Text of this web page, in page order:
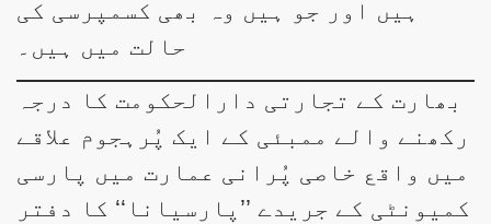
ہیں اور جو ہیں وہ بھی کسمپرسی کی
حالت میں ہیں۔
بھارت کے تجارتی دارالحکومت کا درجہ
رکھنے والے ممبئی کے ایک پُرہجوم علاقے
میں واقع خاصی پُرانی عمارت میں پارسی
کمیونٹی کے جریدے ’’پارسیانا‘‘ کا دفتر